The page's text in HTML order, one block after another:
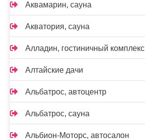
Аквамарин, сауна
Акватория, сауна
Алладин, гостиничный комплекс
Алтайские дачи
Альбатрос, автоцентр
Альбатрос, сауна
Альбион-Моторс, автосалон